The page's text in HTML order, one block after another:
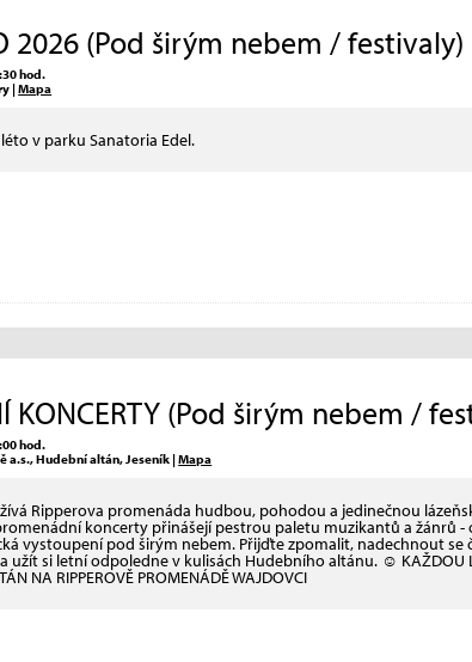
2026 (Pod širým nebem / festivaly)
hod.
|Mapa
v parku Sanatoria Edel.
KONCERTY (Pod širým nebem /
hod.
a.s., Hudební altán, Jeseník |Mapa
Ripperova promenáda hudbou, pohodou a jedinečnou
koncerty přinášejí pestrou paletu muzikantů a žánrů
vystoupení pod širým nebem. Přijďte zpomalit, nadechnout se
užít si letní odpoledne v kulisách Hudebního altánu. ☺ KAŽDOU
NA RIPPEROVĚ PROMENÁDĚ WAJDOVCI